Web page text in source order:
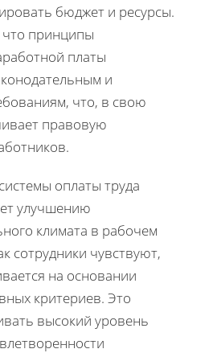
бюджет и ресурсы.
что принципы
платы
и
что, в свою
правовую
оплаты труда
улучшению
климата в рабочем
сотрудники чувствуют,
на основании
критериев. Это
высокий уровень